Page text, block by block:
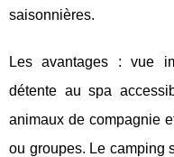
saisonnières.
Les avantages : vue
détente au spa
animaux de compagnie
ou groupes. Le camping